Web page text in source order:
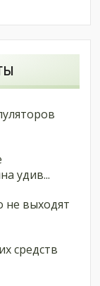
удив...
не выходят
средств